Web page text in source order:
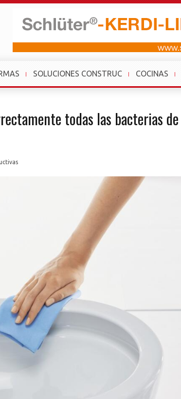
SOLUCIONES CONSTRUC COCINAS
todas las bacterias de